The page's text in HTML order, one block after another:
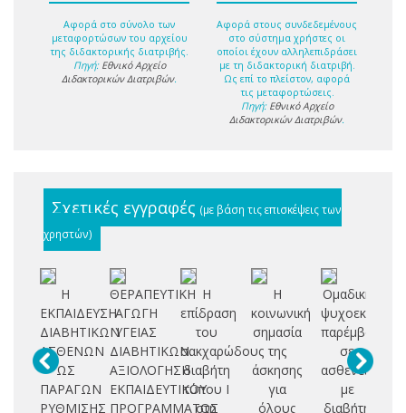
Αφορά στο σύνολο των
μεταφορτώσων του αρχείου
της διδακτορικής διατριβής.
Πηγή: Εθνικό Αρχείο
Διδακτορικών Διατριβών.
Αφορά στους συνδεδεμένους
στο σύστημα χρήστες οι
οποίοι έχουν αλληλεπιδράσει
με τη διδακτορική διατριβή.
Ως επί το πλείστον, αφορά
τις μεταφορτώσεις.
Πηγή: Εθνικό Αρχείο
Διδακτορικών Διατριβών.
Σχετικές εγγραφές (με βάση τις επισκέψεις των
χρηστών)
Η
ΕΚΠΑΙΔΕΥΣΗ
ΔΙΑΒΗΤΙΚΩΝ
ΑΣΘΕΝΩΝ
ΩΣ
ΠΑΡΑΓΩΝ
ΡΥΘΜΙΣΗΣ
ΘΕΡΑΠΕΥΤΙΚΗ
ΑΓΩΓΗ
ΥΓΕΙΑΣ
ΔΙΑΒΗΤΙΚΩΝ.
ΑΞΙΟΛΟΓΗΣΗ
ΕΚΠΑΙΔΕΥΤΙΚΟΥ
ΠΡΟΓΡΑΜΜΑΤΟΣ
Η
επίδραση
του
σακχαρώδους
διαβήτη
τύπου Ι
στη
Η
κοινωνική
σημασία
της
άσκησης
για
όλους
Ομαδική
παρέμβαση
σε
ασθενείς
με
διαβήτη